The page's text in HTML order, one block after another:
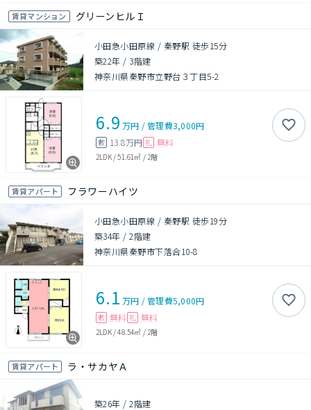
賃貸マンション グリーンヒルＩ
小田急小田原線 / 秦野駅 徒歩15分
築22年 / 3階建
神奈川県秦野市立野台３丁目5-2
6.9 万円 /管理費3,000円
敷 13.8万円 礼 無料
2LDK/51.61㎡ / 2階
賃貸アパート フラワーハイツ
小田急小田原線 / 秦野駅 徒歩19分
築34年 /2階建
神奈川県秦野市下落合10-8
6.1 万円 /管理費5,000円
敷 無料 礼 無料
2LDK/48.54㎡ / 2階
賃貸アパート ラ・サカヤＡ
築26年 /2階建